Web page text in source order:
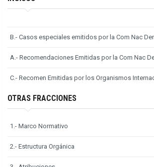
B.- Casos especiales emitidos por la Com Nac
A.- Recomendaciones Emitidas por la Com Nac
C.- Recomen Emitidas por los Organismos
OTRAS FRACCIONES
1.- Marco Normativo
2.- Estructura Orgánica